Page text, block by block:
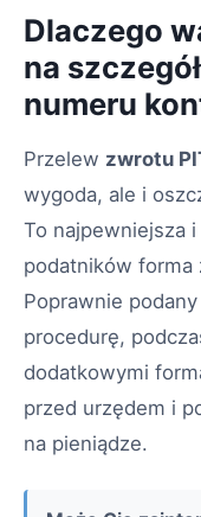
Dlaczego
na
numeru
Przelew zwrotu
wygoda, ale i
To najpewniejsza
podatników
Poprawnie
procedurę,
dodatkowymi
przed urzędem i
na pieniądze.